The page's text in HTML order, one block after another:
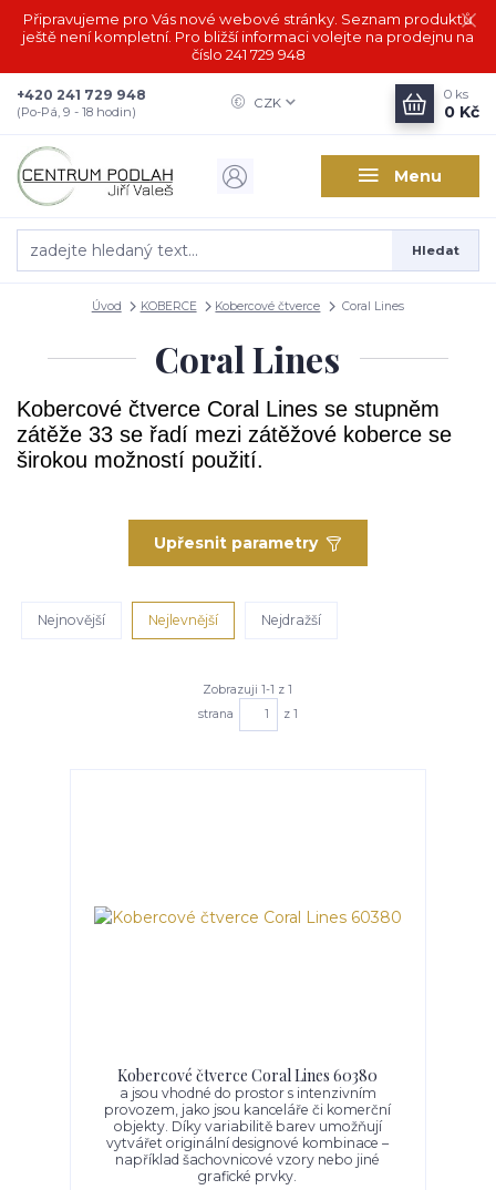
Připravujeme pro Vás nové webové stránky. Seznam produktů
ještě není kompletní. Pro bližší informaci volejte na prodejnu na
číslo 241 729 948
Menu
CZK
Hledat
+420 241 729 948
(Po-Pá, 9 - 18 hodin)
0 ks
0 Kč
Úvod KOBERCE Kobercové čtverce Coral Lines
Coral Lines
Kobercové čtverce Coral Lines se stupněm
zátěže 33 se řadí mezi zátěžové koberce se
širokou možností použití.
Upřesnit parametry
Nejnovější Nejlevnější Nejdražší
Zobrazuji 1-1 z 1
strana
z 1
Kobercové čtverce Coral Lines 60380
a jsou vhodné do prostor s intenzivním
provozem, jako jsou kanceláře či komerční
objekty. Díky variabilitě barev umožňují
vytvářet originální designové kombinace –
například šachovnicové vzory nebo jiné
grafické prvky.